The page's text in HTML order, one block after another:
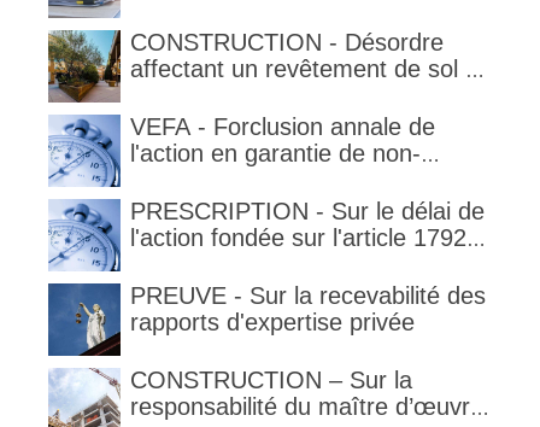
délimitant l'étendue temporelle de
la garantie en condition de la
CONSTRUCTION - Désordre
affectant un revêtement de sol et
VEFA - Forclusion annale de
l'action en garantie de non-
PRESCRIPTION - Sur le délai de
l'action fondée sur l'article 1792-
PREUVE - Sur la recevabilité des
rapports d'expertise privée
CONSTRUCTION – Sur la
responsabilité du maître d’œuvre